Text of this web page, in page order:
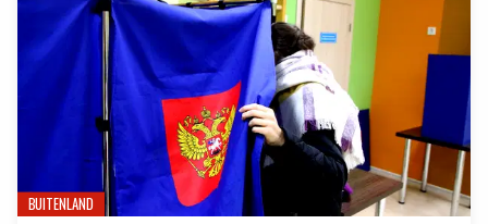
BUITENLAND